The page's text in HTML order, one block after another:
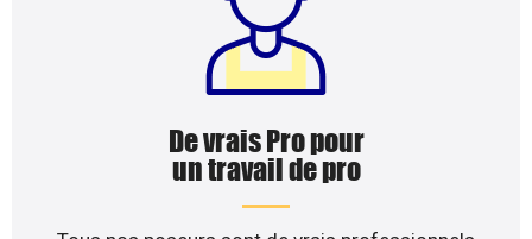
De vrais Pro pour
un travail de pro